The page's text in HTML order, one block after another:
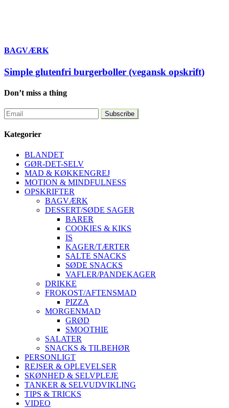
BAGVÆRK
Simple glutenfri burgerboller (vegansk opskrift)
Don’t miss a thing
Kategorier
BLANDET
GØR-DET-SELV
MAD & KØKKENGREJ
MOTION & MINDFULNESS
OPSKRIFTER
BAGVÆRK
DESSERT/SØDE SAGER
BARER
COOKIES & KIKS
IS
KAGER/TÆRTER
SALTE SNACKS
SØDE SNACKS
VAFLER/PANDEKAGER
DRIKKE
FROKOST/AFTENSMAD
PIZZA
MORGENMAD
GRØD
SMOOTHIE
SALATER
SNACKS & TILBEHØR
PERSONLIGT
REJSER & OPLEVELSER
SKØNHED & SELVPLEJE
TANKER & SELVUDVIKLING
TIPS & TRICKS
VIDEO